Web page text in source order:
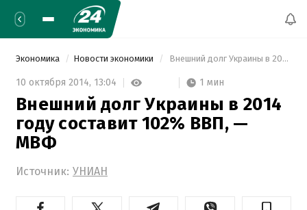
Экономика Новости экономики Внешний долг Украины в 2014 году составит 102% ВВП, — МВФ
10 октября 2014, 13:04 1 мин
Внешний долг Украины в 2014
году составит 102% ВВП, —
МВФ
Источник: УНИАН